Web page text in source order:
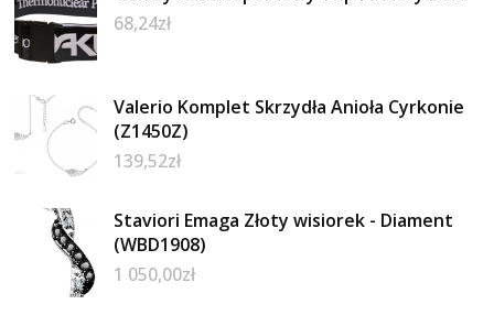
68,24zł
Valerio Komplet Skrzydła Anioła Cyrkonie
(Z1450Z)
139,52zł
Staviori Emaga Złoty wisiorek - Diament
(WBD1908)
1 050,00zł